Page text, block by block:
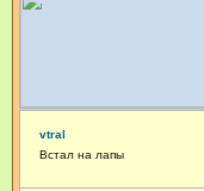
vtral
Встал на лапы